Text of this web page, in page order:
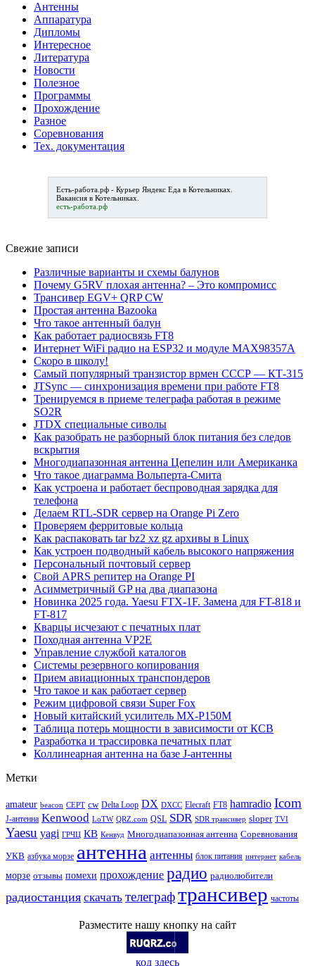
Антенны
Аппаратура
Дипломы
Интересное
Литература
Новости
Полезное
Программы
Прохождение
Разное
Соревнования
Тех. документация
Есть-работа.рф - Курьер Яндекс Еда в Котельниках
Вакансия в Котельниках.
есть-работа.рф
Свежие записи
Различные варианты и схемы балунов
Почему G5RV плохая антенна? – Это компромисс
Трансивер EGV+ QRP CW
Простая антенна Bazooka
Что такое антенный балун
Как работает радиосвязь FT8
Интернет WiFi радио на ESP32 и модуле MAX98357A
Скоро в школу!
Самый популярный транзистор врмен СССР — КТ-315
JTSync — синхронизация времени при работе FT8
Тренируемся в приеме телеграфа работая в режиме
SO2R
JTDX специальные сиволы
Как разобрать не разборный блок питания без следов
вскрытия
Многодиапазонная антенна Цепелин или Американка
Что такое диаграмма Вольперта-Смита
Как устроена и работает беспроводная зарядка для
телефона
Делаем RTL-SDR сервер на Orange Pi Zero
Проверяем ферритовые кольца
Как распаковать tar bz2 xz gz архивы в Linux
Как устроен подводный кабель высокого напряжения
Персональный почтовый сервер
Свой APRS репитер на Orange PI
Асимметричный GP на два диапазона
Новинка 2025 года. Yaesu FTX-1F. Замена для FT-818 и
FT-817
Кварцы исчезают с печатных плат
Походная антенна VP2E
Управление службой каталогов
Системы резервного копирования
Прием авиационных транспондеров
Что такое и как работает сервер
Режим цифровой связи Super Fox
Новый китайский усилитель MX-P150M
Таблица потерь мощности в зависимости от КСВ
Разработка и трассировка печатных плат
Коллинеарная антенна на базе J-антенны
Метки
amateur beacon CEPT cw Delta Loop DX DXCC Elecraft FT8 hamradio Icom
J-антенна Kenwood LoTW QRZ.com QSL SDR SDR трансивер sloper TVI
Yaesu yagi ГРЧЦ КВ Кенвуд Многодиапазонная антенна Соревнования
УКВ азбука морзе антенна антенны блок питания интернет кабель
морзе отзывы помехи прохождение радио радиолюбители
радиостанция скачать телеграфтрансивер частоты
Разместите нашу кнопку на сайт
код здесь